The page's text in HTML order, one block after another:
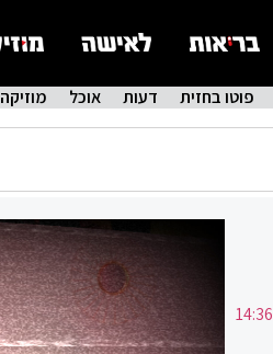
פוטו בחזית דעות אוכל מוזיקה
14:36